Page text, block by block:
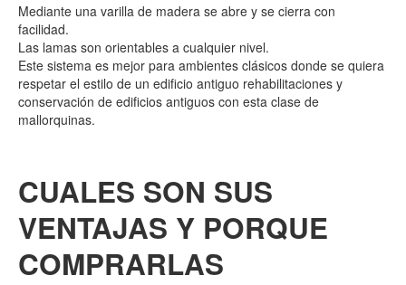
Mediante una varilla de madera se abre y se cierra con
facilidad.
Las lamas son orientables a cualquier nivel.
Este sistema es mejor para ambientes clásicos donde se quiera
respetar el estilo de un edificio antiguo rehabilitaciones y
conservación de edificios antiguos con esta clase de
mallorquinas.
CUALES SON SUS
VENTAJAS Y PORQUE
COMPRARLAS